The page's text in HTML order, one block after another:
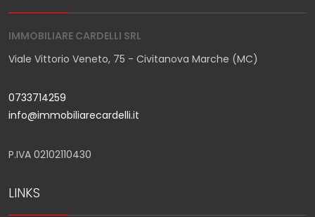
IMMOBILIARE CARDELLI SRL
Viale Vittorio Veneto, 75 - Civitanova Marche (MC)
0733714259
info@immobiliarecardelli.it
P.IVA 02102110430
LINKS